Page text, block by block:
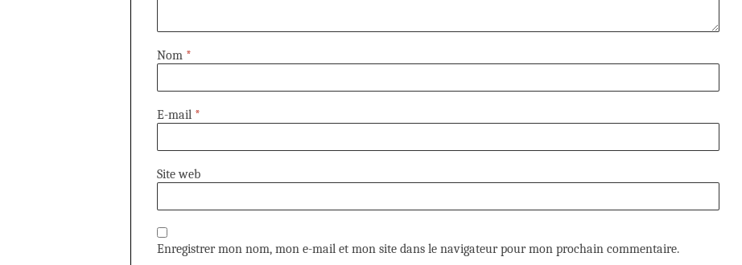
Nom *
E-mail *
Site web
Enregistrer mon nom, mon e-mail et mon site dans le navigateur pour mon prochain commentaire.